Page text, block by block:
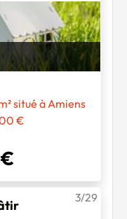
situé à Amiens
€
3/29